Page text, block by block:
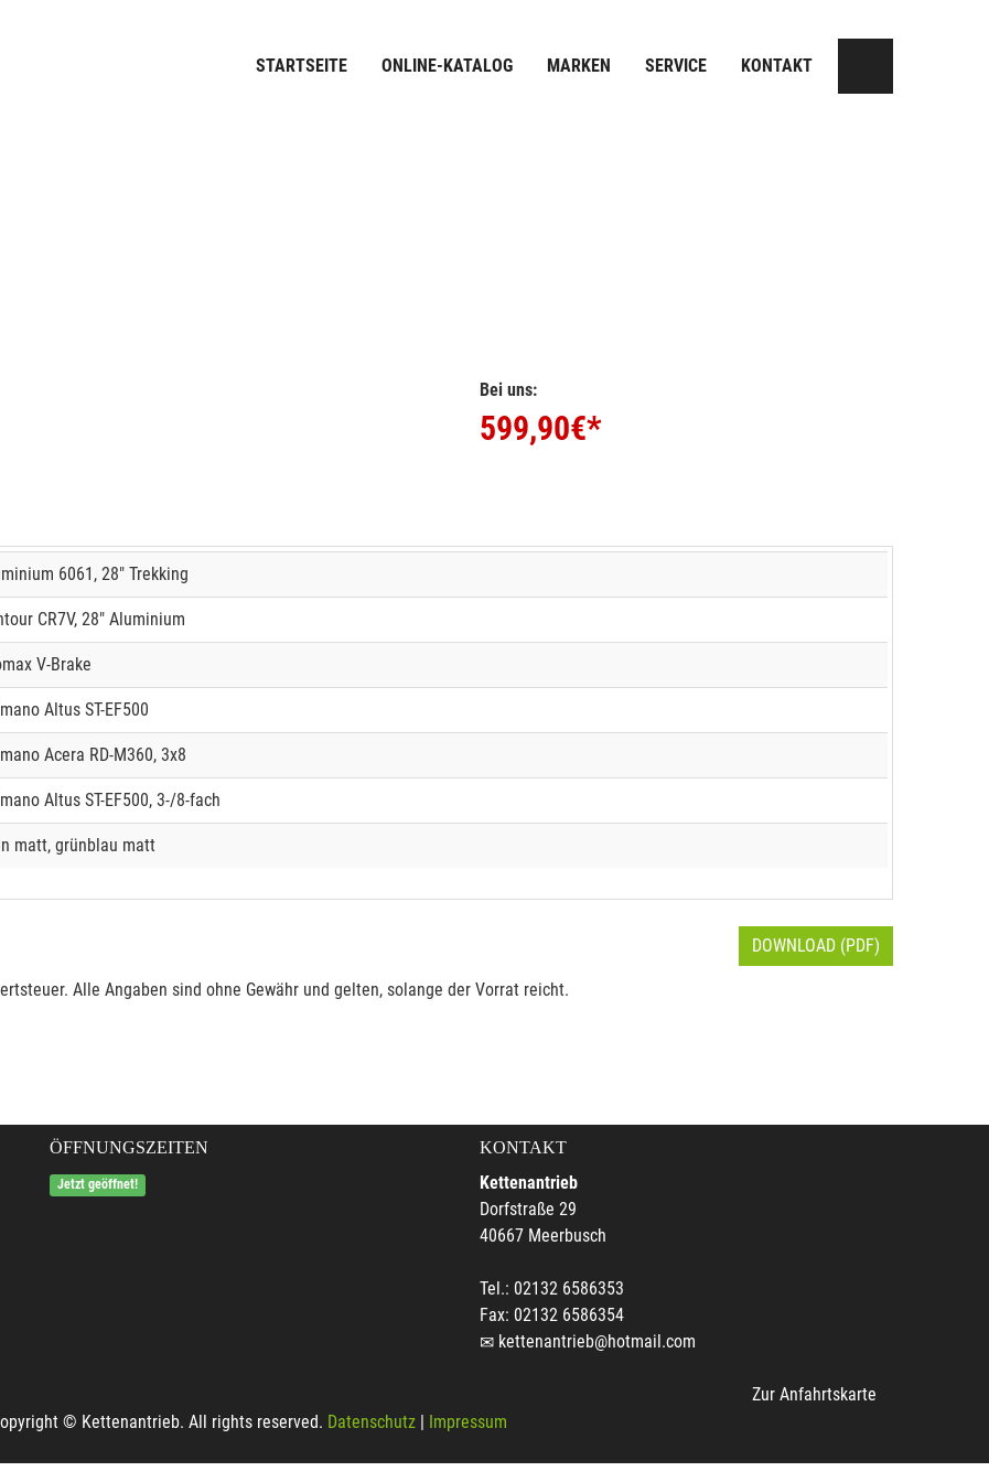
STARTSEITE ONLINE-KATALOG MARKEN SERVICE KONTAKT
Bei uns:
599,90€*
6061, 28" Trekking
CR7V, 28" Aluminium
V-Brake
Altus ST-EF500
Acera RD-M360, 3x8
Altus ST-EF500, 3-/8-fach
matt, grünblau matt
DOWNLOAD (PDF)
Alle Angaben sind ohne Gewähr und gelten, solange der Vorrat reicht.
ÖFFNUNGSZEITEN
Jetzt geöffnet!
KONTAKT
Kettenantrieb
Dorfstraße 29
40667 Meerbusch
Tel.: 02132 6586353
Fax: 02132 6586354
kettenantrieb@hotmail.com
Zur Anfahrtskarte
© Kettenantrieb. All rights reserved. Datenschutz| Impressum